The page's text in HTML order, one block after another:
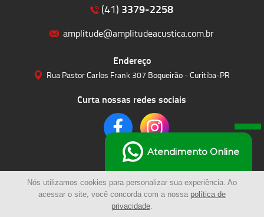
(41) 3379-2258
amplitude@amplitudeacustica.com.br
Endereço
Rua Pastor Carlos Frank 307 Boqueirão - Curitiba-PR
Curta nossas redes sociais
© 2023 | Amplitude Soluções Acústicas LTDA | Todos os Direitos Reservados
Atendimento Online
Nós utilizamos cookies para personalizar sua experiência. Ao
acessar o site, você concorda com a nossa política de
privacidade.